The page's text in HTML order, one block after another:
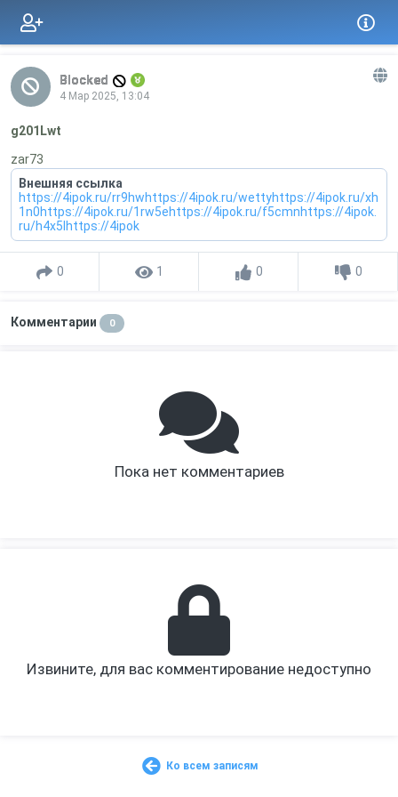
Blocked
4 Мар 2025, 13:04
g201Lwt
zar73
Внешняя ссылка
https://4ipok.ru/rr9hwhttps://4ipok.ru/wettyhttps://4ipok.ru/xh
1n0https://4ipok.ru/1rw5ehttps://4ipok.ru/f5cmnhttps://4ipok.
ru/h4x5lhttps://4ipok
0 1 0 0
Комментарии 0
Пока нет комментариев
Извините, для вас комментирование недоступно
Ко всем записям